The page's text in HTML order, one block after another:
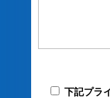
下記プラ